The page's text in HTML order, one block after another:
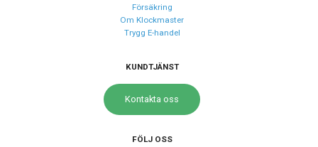
Guld
Rostfritt stål
Armband färg
Guld, Silver
Försäkring
Om Klockmaster
Trygg E-handel
KUNDTJÄNST
Kontakta oss
FÖLJ OSS